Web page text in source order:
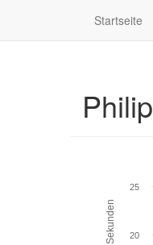
Startseite
Sekunden 20
25